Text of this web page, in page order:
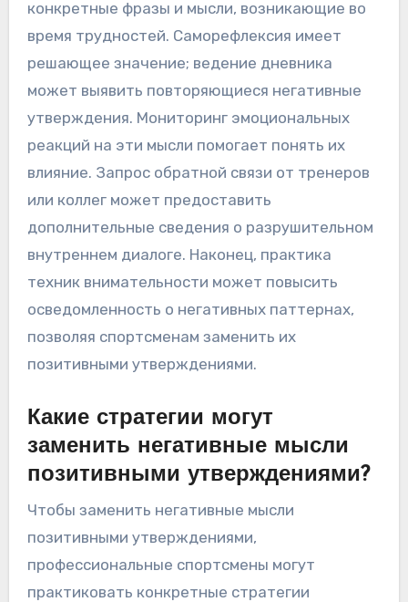
конкретные фразы и мысли, возникающие во
время трудностей. Саморефлексия имеет
решающее значение; ведение дневника
может выявить повторяющиеся негативные
утверждения. Мониторинг эмоциональных
реакций на эти мысли помогает понять их
влияние. Запрос обратной связи от тренеров
или коллег может предоставить
дополнительные сведения о разрушительном
внутреннем диалоге. Наконец, практика
техник внимательности может повысить
осведомленность о негативных паттернах,
позволяя спортсменам заменить их
позитивными утверждениями.
Какие стратегии могут
заменить негативные мысли
позитивными утверждениями?
Чтобы заменить негативные мысли
позитивными утверждениями,
профессиональные спортсмены могут
практиковать конкретные стратегии